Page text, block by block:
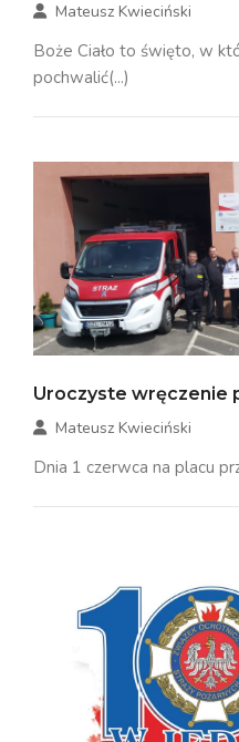
Mateusz Kwieciński
Boże Ciało to święto, w
pochwalić(...)
Uroczyste wręczenie
Mateusz Kwieciński
Dnia 1 czerwca na placu